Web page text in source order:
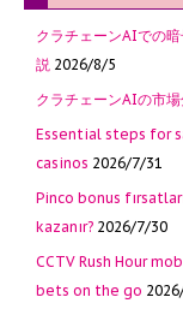
クラチェーンAIでの
説 2026/8/5
クラチェーンAIの市
Essential steps for
casinos 2026/7/31
Pinco bonus
kazanır? 2026/7/30
CCTV Rush Hour
bets on the go